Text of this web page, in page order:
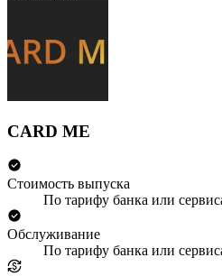
CARD ME
Стоимость выпуска
По тарифу банка или
Обслуживание
По тарифу банка или